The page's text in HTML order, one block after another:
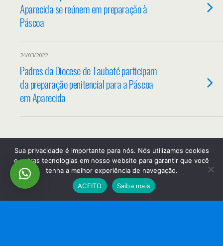
Aparecida se reúnem em preparação à
Páscoa
24/03/2022
Padres da Diocese de Taubaté participam
da preparação penitencial para a Páscoa
em Aparecida
Back to top
Mobile Desktop
Sua privacidade é importante para nós. Nós utilizamos cookies
e outras tecnologias em nosso website para garantir que você
tenha a melhor experiência de navegação.
ACEITO
Saiba mais